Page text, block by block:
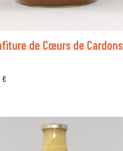
de Cœurs de Cardons
€